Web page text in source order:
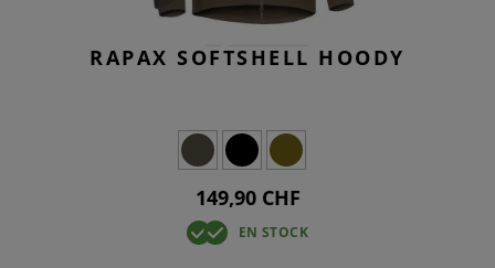
RAPAX SOFTSHELL HOODY
149,90 CHF
EN STOCK